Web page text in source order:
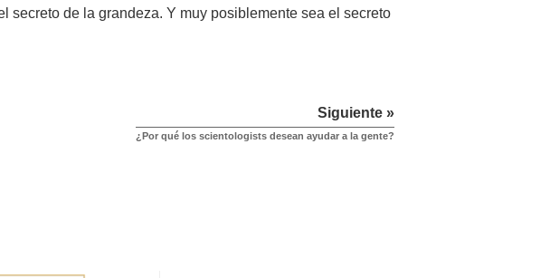
secreto de la grandeza. Y muy posiblemente sea el secreto
Siguiente »
¿Por qué los scientologists desean ayudar a la gente?